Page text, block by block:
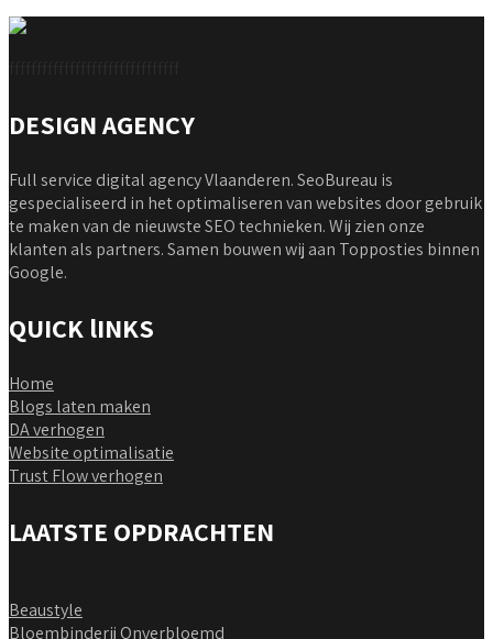
DESIGN AGENCY
Full service digital agency Vlaanderen. SeoBureau is
gespecialiseerd in het optimaliseren van websites door gebruik
te maken van de nieuwste SEO technieken. Wij zien onze
klanten als partners. Samen bouwen wij aan Topposties binnen
Google.
QUICK lINKS
Home
Blogs laten maken
DA verhogen
Website optimalisatie
Trust Flow verhogen
LAATSTE OPDRACHTEN
Beaustyle
Bloembinderij Onverbloemd